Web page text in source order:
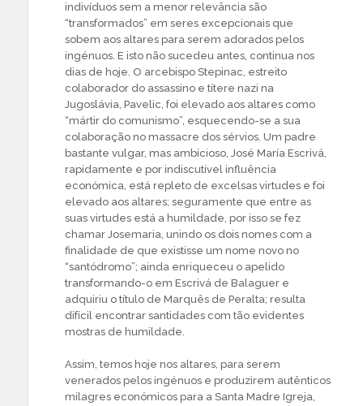
indivíduos sem a menor relevância são
“transformados” em seres excepcionais que
sobem aos altares para serem adorados pelos
ingénuos. E isto não sucedeu antes, continua nos
dias de hoje. O arcebispo Stepinac, estreito
colaborador do assassino e títere nazi na
Jugoslávia, Pavelic, foi elevado aos altares como
“mártir do comunismo”, esquecendo-se a sua
colaboração no massacre dos sérvios. Um padre
bastante vulgar, mas ambicioso, José María Escrivá,
rapidamente e por indiscutível influência
económica, está repleto de excelsas virtudes e foi
elevado aos altares; seguramente que entre as
suas virtudes está a humildade, por isso se fez
chamar Josemaria, unindo os dois nomes com a
finalidade de que existisse um nome novo no
“santódromo”; ainda enriqueceu o apelido
transformando-o em Escrivá de Balaguer e
adquiriu o título de Marquês de Peralta; resulta
difícil encontrar santidades com tão evidentes
mostras de humildade.
Assim, temos hoje nos altares, para serem
venerados pelos ingénuos e produzirem autênticos
milagres económicos para a Santa Madre Igreja,